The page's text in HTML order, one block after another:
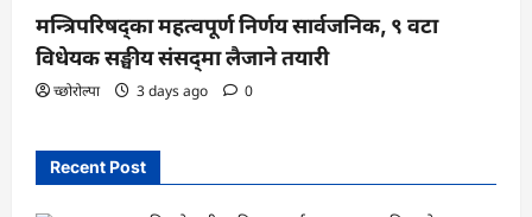
मन्त्रिपरिषद्का महत्वपूर्ण निर्णय सार्वजनिक, ९ वटा
विधेयक सङ्घीय संसद्‌मा लैजाने तयारी
च्छोरोल्पा 3 days ago 0
Recent Post